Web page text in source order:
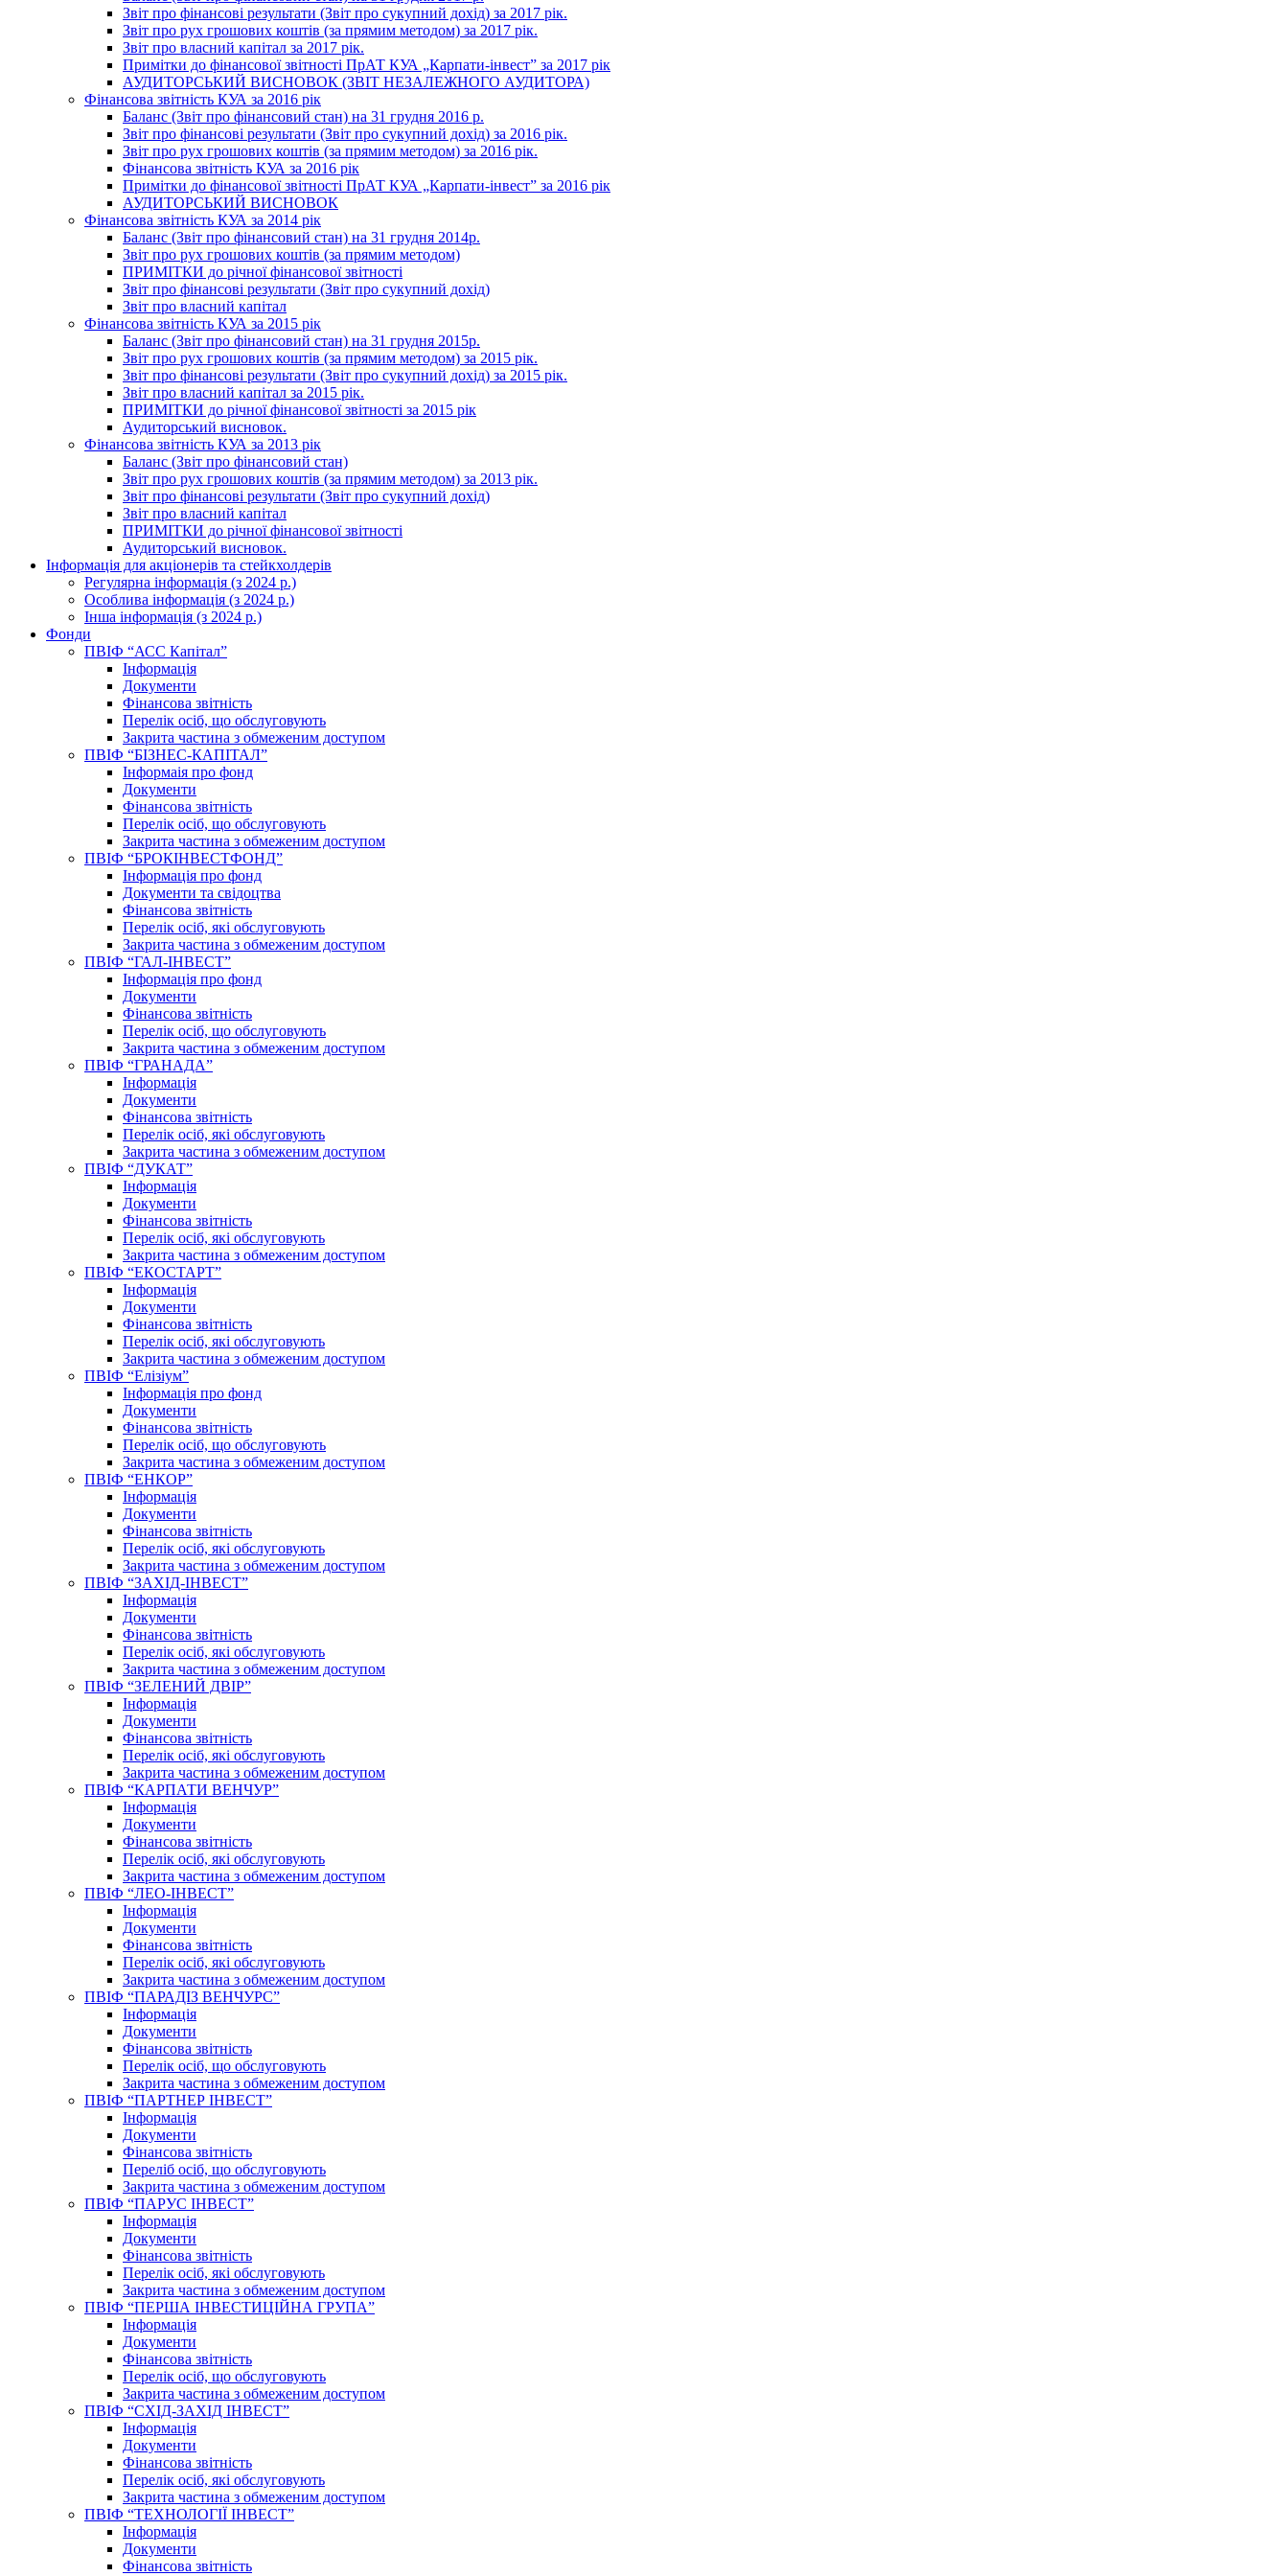
Звіт про фінансові результати (Звіт про сукупний дохід) за 2017 рік.
Звіт про рух грошових коштів (за прямим методом) за 2017 рік.
Звіт про власний капітал за 2017 рік.
Примітки до фінансової звітності ПрАТ КУА „Карпати-інвест” за 2017 рік
АУДИТОРСЬКИЙ ВИСНОВОК (ЗВІТ НЕЗАЛЕЖНОГО АУДИТОРА)
Фінансова звітність КУА за 2016 рік
Баланс (Звіт про фінансовий стан) на 31 грудня 2016 р.
Звіт про фінансові результати (Звіт про сукупний дохід) за 2016 рік.
Звіт про рух грошових коштів (за прямим методом) за 2016 рік.
Фінансова звітність КУА за 2016 рік
Примітки до фінансової звітності ПрАТ КУА „Карпати-інвест” за 2016 рік
АУДИТОРСЬКИЙ ВИСНОВОК
Фінансова звітність КУА за 2014 рік
Баланс (Звіт про фінансовий стан) на 31 грудня 2014р.
Звіт про рух грошових коштів (за прямим методом)
ПРИМІТКИ до річної фінансової звітності
Звіт про фінансові результати (Звіт про сукупний дохід)
Звіт про власний капітал
Фінансова звітність КУА за 2015 рік
Баланс (Звіт про фінансовий стан) на 31 грудня 2015р.
Звіт про рух грошових коштів (за прямим методом) за 2015 рік.
Звіт про фінансові результати (Звіт про сукупний дохід) за 2015 рік.
Звіт про власний капітал за 2015 рік.
ПРИМІТКИ до річної фінансової звітності за 2015 рік
Аудиторський висновок.
Фінансова звітність КУА за 2013 рік
Баланс (Звіт про фінансовий стан)
Звіт про рух грошових коштів (за прямим методом) за 2013 рік.
Звіт про фінансові результати (Звіт про сукупний дохід)
Звіт про власний капітал
ПРИМІТКИ до річної фінансової звітності
Аудиторський висновок.
Інформація для акціонерів та стейкхолдерів
Регулярна інформація (з 2024 р.)
Особлива інформація (з 2024 р.)
Інша інформація (з 2024 р.)
Фонди
ПВІФ “АСС Капітал”
Інформація
Документи
Фінансова звітність
Перелік осіб, що обслуговують
Закрита частина з обмеженим доступом
ПВІФ “БІЗНЕС-КАПІТАЛ”
Інформаія про фонд
Документи
Фінансова звітність
Перелік осіб, що обслуговують
Закрита частина з обмеженим доступом
ПВІФ “БРОКІНВЕСТФОНД”
Інформація про фонд
Документи та свідоцтва
Фінансова звітність
Перелік осіб, які обслуговують
Закрита частина з обмеженим доступом
ПВІФ “ГАЛ-ІНВЕСТ”
Інформація про фонд
Документи
Фінансова звітність
Перелік осіб, що обслуговують
Закрита частина з обмеженим доступом
ПВІФ “ГРАНАДА”
Інформація
Документи
Фінансова звітність
Перелік осіб, які обслуговують
Закрита частина з обмеженим доступом
ПВІФ “ДУКАТ”
Інформація
Документи
Фінансова звітність
Перелік осіб, які обслуговують
Закрита частина з обмеженим доступом
ПВІФ “ЕКОСТАРТ”
Інформація
Документи
Фінансова звітність
Перелік осіб, які обслуговують
Закрита частина з обмеженим доступом
ПВІФ “Елізіум”
Інформація про фонд
Документи
Фінансова звітність
Перелік осіб, що обслуговують
Закрита частина з обмеженим доступом
ПВІФ “ЕНКОР”
Інформація
Документи
Фінансова звітність
Перелік осіб, які обслуговують
Закрита частина з обмеженим доступом
ПВІФ “ЗАХІД-ІНВЕСТ”
Інформація
Документи
Фінансова звітність
Перелік осіб, які обслуговують
Закрита частина з обмеженим доступом
ПВІФ “ЗЕЛЕНИЙ ДВІР”
Інформація
Документи
Фінансова звітність
Перелік осіб, які обслуговують
Закрита частина з обмеженим доступом
ПВІФ “КАРПАТИ ВЕНЧУР”
Інформація
Документи
Фінансова звітність
Перелік осіб, які обслуговують
Закрита частина з обмеженим доступом
ПВІФ “ЛЕО-ІНВЕСТ”
Інформація
Документи
Фінансова звітність
Перелік осіб, які обслуговують
Закрита частина з обмеженим доступом
ПВІФ “ПАРАДІЗ ВЕНЧУРС”
Інформація
Документи
Фінансова звітність
Перелік осіб, що обслуговують
Закрита частина з обмеженим доступом
ПВІФ “ПАРТНЕР ІНВЕСТ”
Інформація
Документи
Фінансова звітність
Переліб осіб, що обслуговують
Закрита частина з обмеженим доступом
ПВІФ “ПАРУС ІНВЕСТ”
Інформація
Документи
Фінансова звітність
Перелік осіб, які обслуговують
Закрита частина з обмеженим доступом
ПВІФ “ПЕРША ІНВЕСТИЦІЙНА ГРУПА”
Інформація
Документи
Фінансова звітність
Перелік осіб, що обслуговують
Закрита частина з обмеженим доступом
ПВІФ “СХІД-ЗАХІД ІНВЕСТ”
Інформація
Документи
Фінансова звітність
Перелік осіб, які обслуговують
Закрита частина з обмеженим доступом
ПВІФ “ТЕХНОЛОГІЇ ІНВЕСТ”
Інформація
Документи
Фінансова звітність